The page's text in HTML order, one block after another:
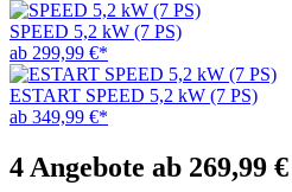
SPEED 5,2 kW (7 PS)
ab 299,99 €*
ESTART SPEED 5,2 kW (7 PS)
ab 349,99 €*
4 Angebote ab 269,99 €